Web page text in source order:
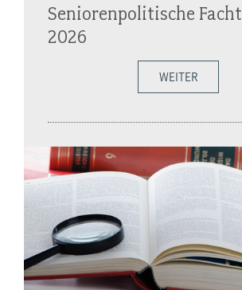
Seniorenpolitische
2026
WEITER